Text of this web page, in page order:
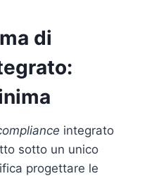
di
integrato
sotto un unico
progettare le